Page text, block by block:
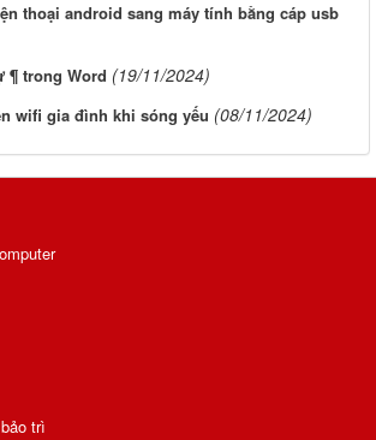
thoại android sang máy tính bằng cáp usb
¶ trong Word (19/11/2024)
wifi gia đình khi sóng yếu (08/11/2024)
trì